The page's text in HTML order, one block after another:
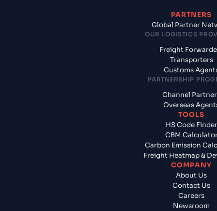
PARTNERS
Global Partner
OUR LOGISTICS
Freight
Transporters
Customs
PARTNERSHIP
Channel
Overseas
TOOLS
HS Code Finder
CBM
Carbon Emission
Freight Heatmap &
COMPANY
About Us
Contact Us
Careers
Newsroom